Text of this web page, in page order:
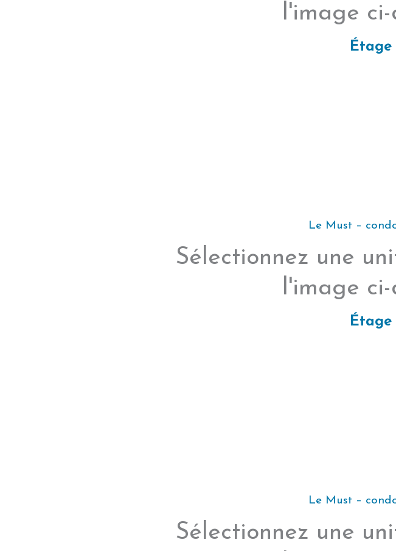
l'image ci-
Étage
Le Must –
Sélectionnez une
l'image ci-
Étage
Le Must –
Sélectionnez une